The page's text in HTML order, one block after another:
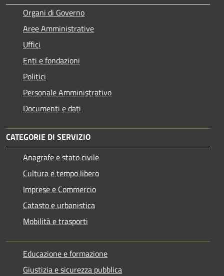
Organi di Governo
Aree Amministrative
Uffici
Enti e fondazioni
Politici
Personale Amministrativo
Documenti e dati
CATEGORIE DI SERVIZIO
Anagrafe e stato civile
Cultura e tempo libero
Imprese e Commercio
Catasto e urbanistica
Mobilità e trasporti
Educazione e formazione
Giustizia e sicurezza pubblica